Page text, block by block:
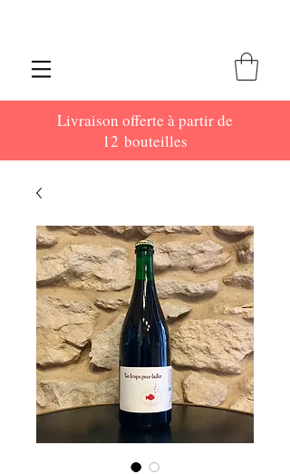
Livraison offerte à partir de
12 bouteilles